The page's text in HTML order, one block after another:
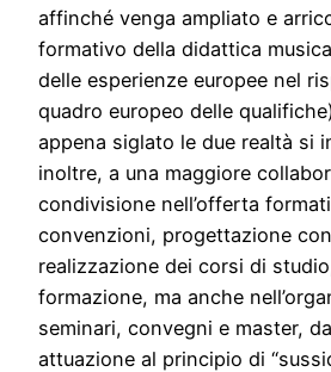
affinché venga ampliato e
formativo della didattica
delle esperienze europee nel
quadro europeo delle
appena siglato le due realtà si
inoltre, a una maggiore
condivisione nell’offerta
convenzioni, progettazione
realizzazione dei corsi di
formazione, ma anche
seminari, convegni e master,
attuazione al principio di